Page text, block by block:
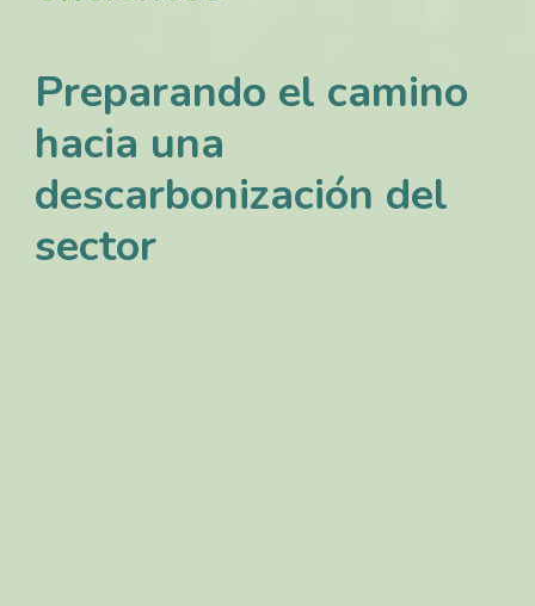
Preparando el camino
hacia una
descarbonización del
sector